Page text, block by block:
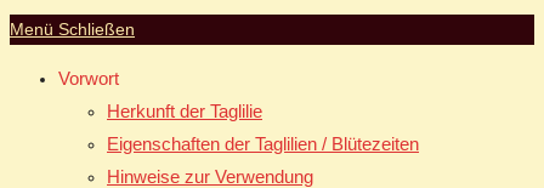
Menü Schließen
Vorwort
Herkunft der Taglilie
Eigenschaften der Taglilien / Blütezeiten
Hinweise zur Verwendung